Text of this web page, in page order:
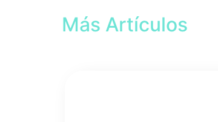
Más Artículos